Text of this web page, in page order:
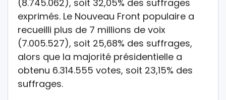
(8.745.062), soit 32,05% des suffrages
exprimés. Le Nouveau Front populaire a
recueilli plus de 7 millions de voix
(7.005.527), soit 25,68% des suffrages,
alors que la majorité présidentielle a
obtenu 6.314.555 votes, soit 23,15% des
suffrages.